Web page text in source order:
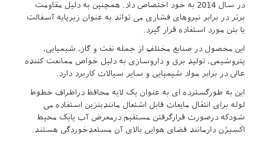
در سال 2014 به خود اختصاص داد. همچنین به دلیل مقاومت
برتر در برابر نیروهای فشاری می تواند به عنوان زیرپایه آسفالت
یا بتن مورد استفاده قرار گیرد.
این محصول در صنایع مختلف از جمله نفت و گاز، شیمیایی،
پتروشیمی، تولید برق و داروسازی به دلیل خواص ممانعت کننده
عالی در برابر مواد شیمیایی و سایر سیالات کاربرد دارد.
این به طورگسترده ای به عنوان یک لایه محافظ دراطراف خطوط
لوله برای انتقال مایعات قابل اشتعال مانندبنزین استفاده می
شودکه درصورت قرارگرفتن مستقیم درمعرض آب یایک محیط
اکسیژن دارمانند فضای هوایی بالای آن مستعدخوردگی هستند.